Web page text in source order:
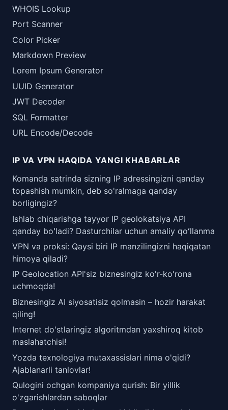
WHOIS Lookup
Port Scanner
Color Picker
Markdown Preview
Lorem Ipsum Generator
UUID Generator
JWT Decoder
SQL Formatter
URL Encode/Decode
IP VA VPN HAQIDA YANGI KHABARLAR
Komanda satrinda sizning IP adressingizni qanday
topashish mumkin, deb so'ralmaga qanday
borligingiz?
Ishlab chiqarishga tayyor IP geolokatsiya API
qanday boʻladi? Dasturchilar uchun amaliy qoʻllanma
VPN va proksi: Qaysi biri IP manzilingizni haqiqatan
himoya qiladi?
IP Geolocation API'siz biznesingiz ko'r-ko'rona
uchmoqda!
Biznesingiz AI siyosatisiz qolmasin – hozir harakat
qiling!
Internet do'stlaringiz algoritmdan yaxshiroq kitob
maslahatchisi!
Yozda texnologiya mutaxassislari nima o'qidi?
Ajablanarli tanlovlar!
Qulogini ochgan kompaniya qurish: Bir yillik
o'zgarishlardan saboqlar